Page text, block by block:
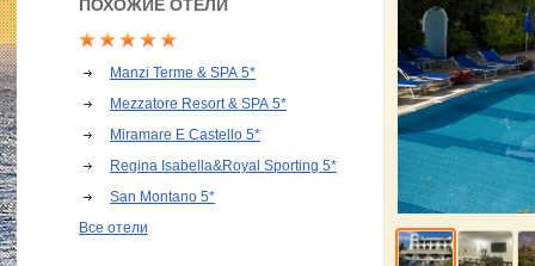
ПОХОЖИЕ ОТЕЛИ
Manzi Terme & SPA 5*
Mezzatore Resort & SPA 5*
Miramare E Castello 5*
Regina Isabella&Royal Sporting 5*
San Montano 5*
Все отели